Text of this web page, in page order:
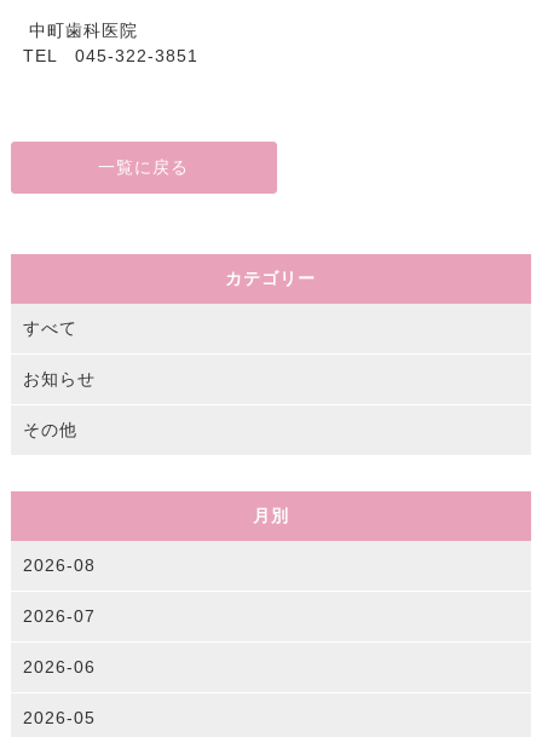
中町歯科医院
TEL 045-322-3851
一覧に戻る
カテゴリー
すべて
お知らせ
その他
月別
2026-08
2026-07
2026-06
2026-05